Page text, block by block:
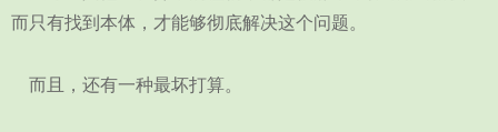
而只有找到本体，才能够彻底解决这个问题。
而且，还有一种最坏打算。